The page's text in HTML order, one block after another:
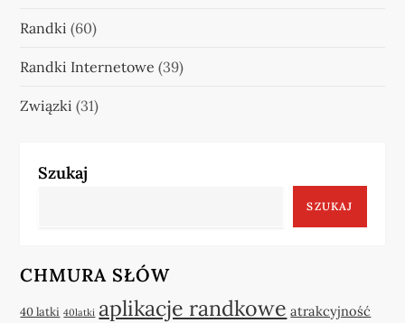
Randki (60)
Randki Internetowe (39)
Związki (31)
Szukaj
SZUKAJ
CHMURA SŁÓW
40 latki 40latki aplikacje randkowe atrakcyjność